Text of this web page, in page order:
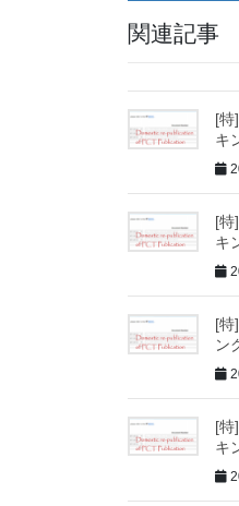
関連記事
[特
キ
[特
キ
[特
ン
[特
キ